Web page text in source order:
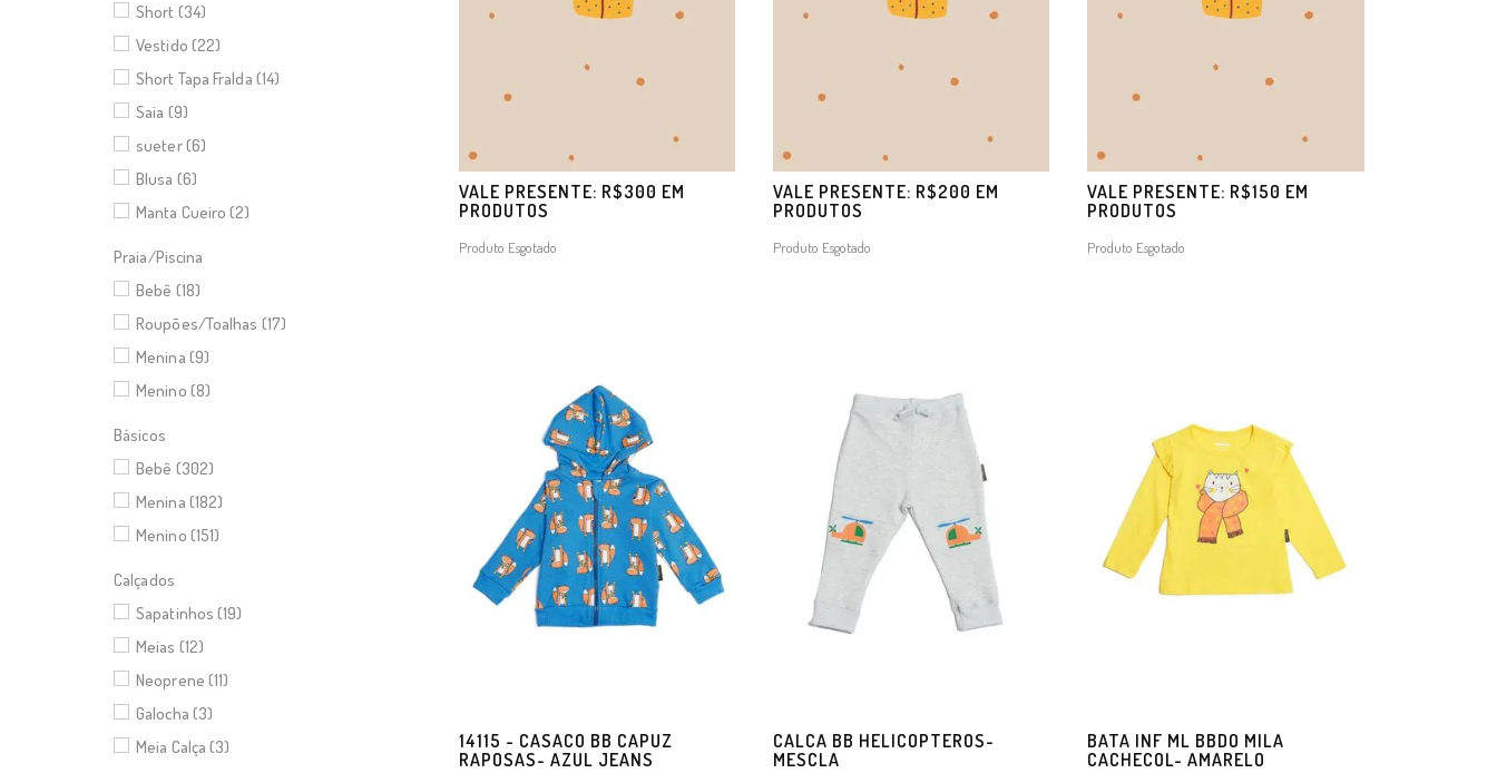
Short (34)
Vestido (22)
Short Tapa Fralda (14)
Saia (9)
sueter (6)
Blusa (6)
Manta Cueiro (2)
Praia/Piscina
Bebê (18)
Roupões/Toalhas (17)
Menina (9)
Menino (8)
Básicos
Bebê (302)
Menina (182)
Menino (151)
Calçados
Sapatinhos (19)
Meias (12)
Neoprene (11)
Galocha (3)
Meia Calça (3)
VALE PRESENTE: R$300 EM
PRODUTOS
Produto Esgotado
VALE PRESENTE: R$200 EM
PRODUTOS
Produto Esgotado
VALE PRESENTE: R$150 EM
PRODUTOS
Produto Esgotado
14115 - CASACO BB CAPUZ
RAPOSAS- AZUL JEANS
CALCA BB HELICOPTEROS-
MESCLA
BATA INF ML BBDO MILA
CACHECOL- AMARELO